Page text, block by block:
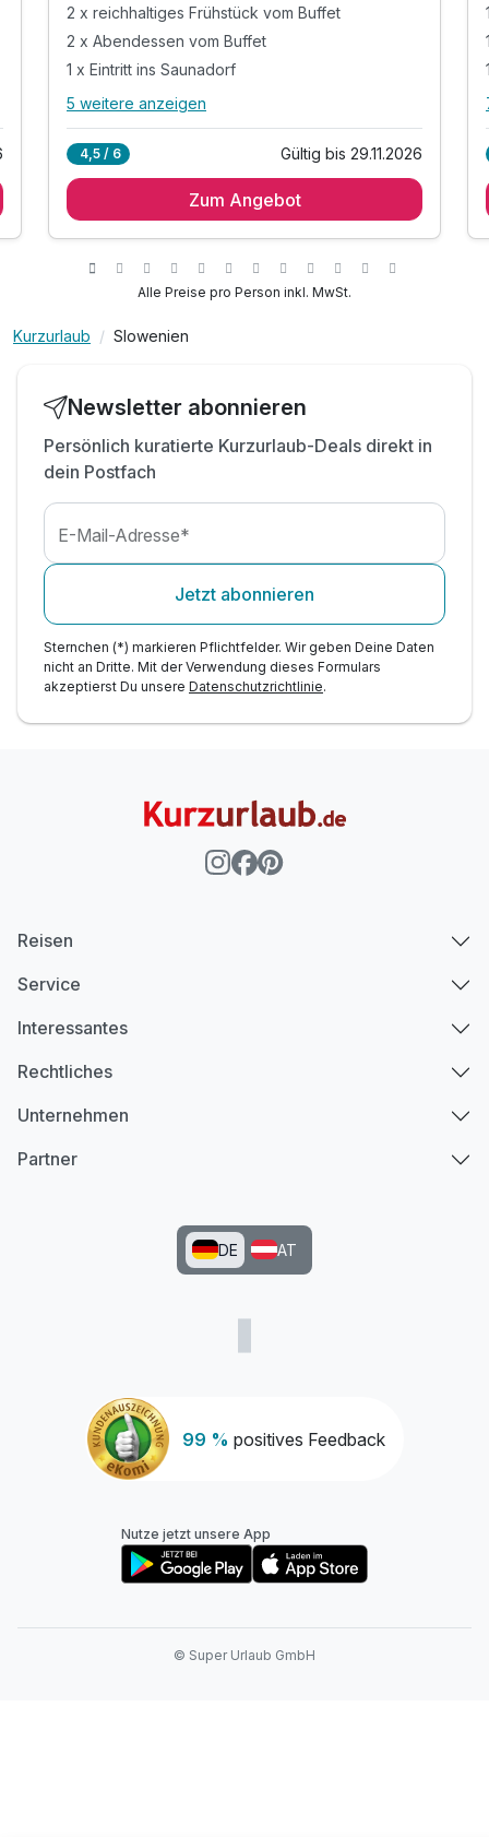
2 x reichhaltiges Frühstück vom Buffet
2 x Abendessen vom Buffet
1 x Eintritt ins Saunadorf
Alle Inklusivleistungen
2 x reichhaltiges Frühstück vom Buffet
inkl. Welcome Drink
inkl. Bademantel für Ihren Aufenthalt
inkl. Hotel-Animation laut Programm
5 weitere anzeigen
4,5 / 6 Gültig bis 29.11.2026
Zum Angebot
Alle Preise pro Person inkl. MwSt.
Kurzurlaub Slowenien
Newsletter abonnieren
Persönlich kuratierte Kurzurlaub-Deals direkt in
dein Postfach
E-Mail-Adresse*
Jetzt abonnieren
Sternchen (*) markieren Pflichtfelder. Wir geben Deine Daten
nicht an Dritte. Mit der Verwendung dieses Formulars
akzeptierst Du unsere Datenschutzrichtlinie.
99 % positives Feedback
Reisen
Service
Interessantes
Rechtliches
Unternehmen
Partner
DE AT
Nutze jetzt unsere App
© Super Urlaub GmbH